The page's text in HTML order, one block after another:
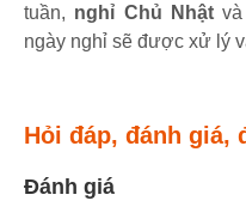
tuần, nghỉ Chủ Nhậtvà
ngày nghỉ sẽ được xử lý
Hỏi đáp, đánh giá,
Đánh giá